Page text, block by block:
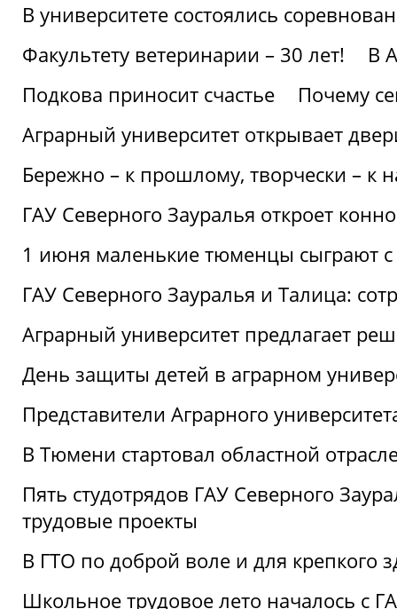
В университете состоялись
Факультету ветеринарии – 30 лет!
В
Подкова приносит счастье
Почему
Аграрный университет открывает
Бережно – к прошлому, творчески – к
ГАУ Северного Зауралья откроет
1 июня маленькие тюменцы сыграют с
ГАУ Северного Зауралья и Талица:
Аграрный университет предлагает
День защиты детей в аграрном
Представители Аграрного
В Тюмени стартовал областной
Пять студотрядов ГАУ Северного
трудовые проекты
В ГТО по доброй воле и для крепкого
Школьное трудовое лето началось с